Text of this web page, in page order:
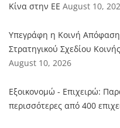
Κίνα στην ΕΕ August 10,
Υπεγράφη η Κοινή Απόφαση
Στρατηγικού Σχεδίου
August 10, 2026
Εξοικονομώ - Επιχειρώ:
περισσότερες από 400